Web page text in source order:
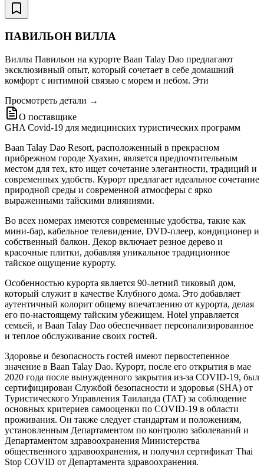
ПАВИЛЬОН ВИЛЛА
Виллы Павильон на курорте Baan Talay Dao предлагают
эксклюзивный опыт, который сочетает в себе домашний
комфорт с интимной связью с морем и небом. Эти
Просмотреть детали →
О поставщике
GHA Covid-19 для медицинских туристических программ
Baan Talay Dao Resort, расположенный в прекрасном
прибрежном городе Хуахин, является предпочтительным
местом для тех, кто ищет сочетание элегантности, традиций и
современных удобств. Курорт предлагает идеальное сочетание
природной среды и современной атмосферы с ярко
выраженными тайскими влияниями.
Во всех номерах имеются современные удобства, такие как
мини-бар, кабельное телевидение, DVD-плеер, кондиционер и
собственный балкон. Декор включает резное дерево и
красочные плитки, добавляя уникальное традиционное
тайское ощущение курорту.
Особенностью курорта является 90-летний тиковый дом,
который служит в качестве Клубного дома. Это добавляет
аутентичный колорит общему впечатлению от курорта, делая
его по-настоящему тайским убежищем. Hotel управляется
семьей, и Baan Talay Dao обеспечивает персонализированное
и теплое обслуживание своих гостей.
Здоровье и безопасность гостей имеют первостепенное
значение в Baan Talay Dao. Курорт, после его открытия в мае
2020 года после вынужденного закрытия из-за COVID-19, был
сертифицирован Службой безопасности и здоровья (SHA) от
Туристического Управления Таиланда (TAT) за соблюдение
основных критериев самооценки по COVID-19 в области
проживания. Он также следует стандартам и положениям,
установленным Департаментом по контролю заболеваний и
Департаментом здравоохранения Министерства
общественного здравоохранения, и получил сертификат Thai
Stop COVID от Департамента здравоохранения.